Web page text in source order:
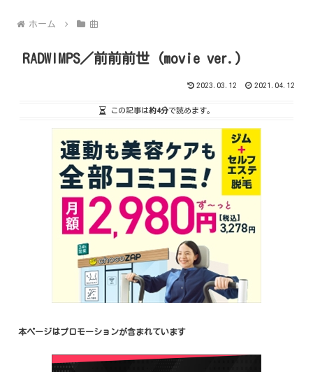
ホーム 曲
RADWIMPS／前前前世 (movie ver.)
2023.03.12 2021.04.12
この記事は約4分で読めます。
本ページはプロモーションが含まれています